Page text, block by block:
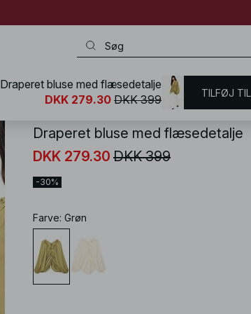
NA-KD / Skjorter & Bluser / Bluser / Lange bluser
Draperet bluse med flæsedetalje
DKK 279.30 DKK 399
-30%
Farve: Grøn
Draperet bluse med flæsedetalje
DKK 279.30 DKK 399 TILFØJ